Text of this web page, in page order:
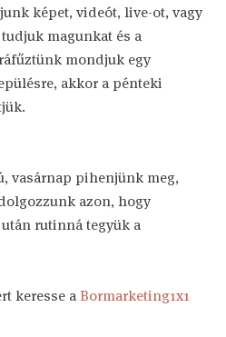
képet, videót, live-ot, vagy
magunkat és a
mondjuk egy
akkor a pénteki
vasárnap pihenjünk meg,
azon, hogy
rutinná tegyük a
keresse aBormarketing1x1